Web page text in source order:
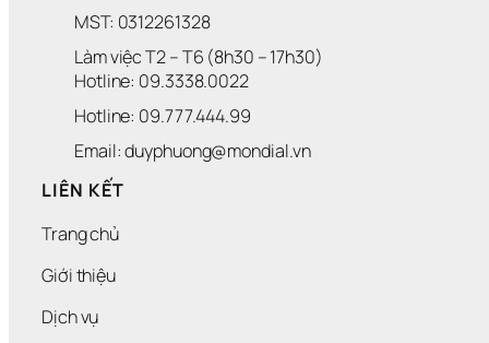
MST: 0312261328
Làm việc T2 – T6 (8h30 – 17h30)
Hotline: 09.3338.0022
Hotline: 09.777.444.99
Email: duyphuong@mondial.vn
LIÊN KẾT
Trang chủ
Giới thiệu
Dịch vụ